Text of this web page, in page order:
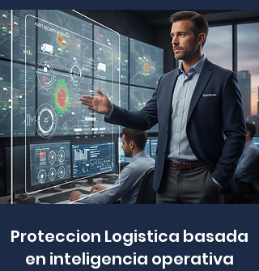
Proteccion Logistica basada
en inteligencia operativa